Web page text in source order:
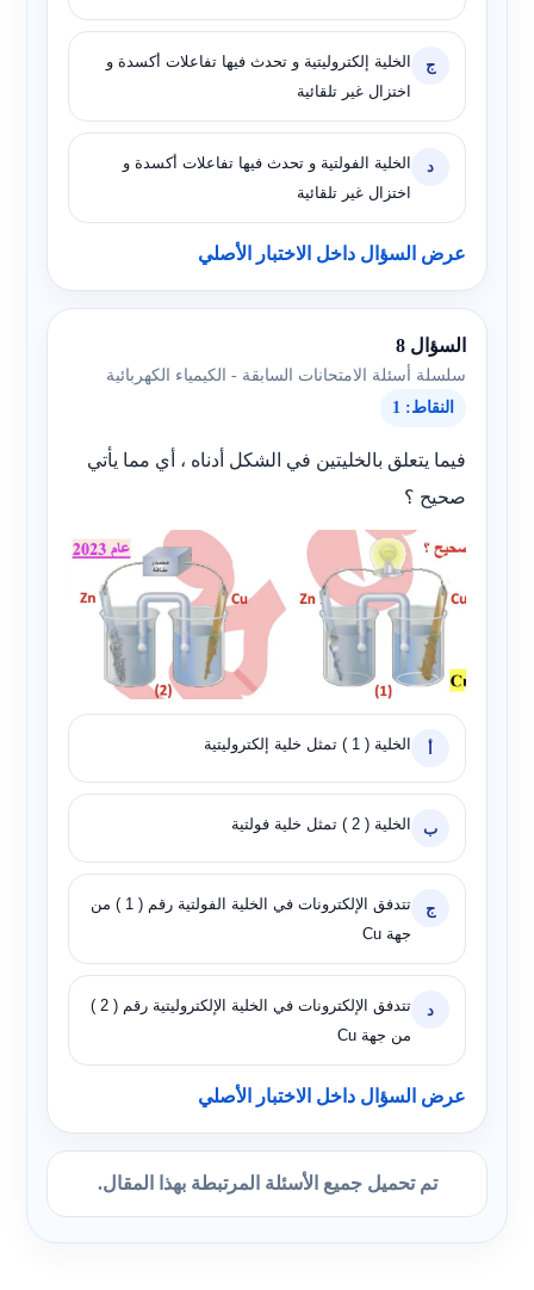
ج
الخلية إلكتروليتية و تحدث فيها تفاعلات أكسدة و
اختزال غير تلقائية
د
الخلية الفولتية و تحدث فيها تفاعلات أكسدة و
اختزال غير تلقائية
عرض السؤال داخل الاختبار الأصلي
السؤال 8
سلسلة أسئلة الامتحانات السابقة - الكيمياء الكهربائية
النقاط: 1
فيما يتعلق بالخليتين في الشكل أدناه ، أي مما يأتي
صحيح ؟
الخلية ( 1 ) تمثل خلية إلكتروليتية
ب الخلية ( 2 ) تمثل خلية فولتية
ج
تتدفق الإلكترونات في الخلية الفولتية رقم ( 1 ) من
جهة Cu
د
تتدفق الإلكترونات في الخلية الإلكتروليتية رقم ( 2 )
من جهة Cu
عرض السؤال داخل الاختبار الأصلي
تم تحميل جميع الأسئلة المرتبطة بهذا المقال.